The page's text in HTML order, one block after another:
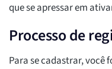
que se apressar em
Processo de
Para se cadastrar, você